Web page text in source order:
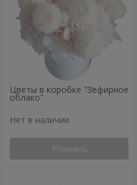
Цветы в коробке "Зефирное
облако"
Нет в наличии
Уточнить